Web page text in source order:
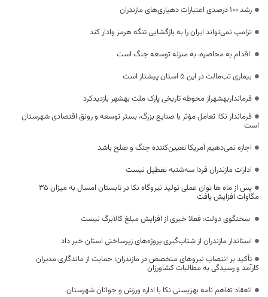
رشد ۱۰۰ درصدی اعتبارات دهیاری‌های مازندران
ترامپ نمی‌تواند ایران را به بازگشایی تنگه هرمز وادار کند
اقدام به محاصره، به منزله توسعه جنگ است
بیماری تب‌مالت در این ۵ استان پیشتاز است
فرمانداربهشهراز محوطه تاریخی پارک ملت بهشهر بازدیدکرد
فرماندار نکا: تعامل مؤثر با صنایع بزرگ، بستر توسعه و رونق اقتصادی شهرستان
است
اجازه نمی‌دهیم آمریکا تعیین‌کننده جنگ و صلح باشد
ادارات مازندران فردا سه‌شنبه تعطیل نیست
پس از ماه ها توان عملی تولید نیروگاه نکا در تابستان امسال به میزان ۳۵
مگاوات افزایش یافت
سخنگوی دولت: فعلا خبری از افزایش مبلغ کالابرگ نیست
استاندار مازندران از شتاب‌گیری پروژه‌های زیرساختی استان خبر داد
تأکید بر انتصاب نیروهای متخصص در مازندران؛ حمایت از ماندگاری مدیران
کارآمد و رسیدگی به مطالبات کشاورزان
انعقاد تفاهم نامه بهزیستی نکا با اداره ورزش و جوانان شهرستان